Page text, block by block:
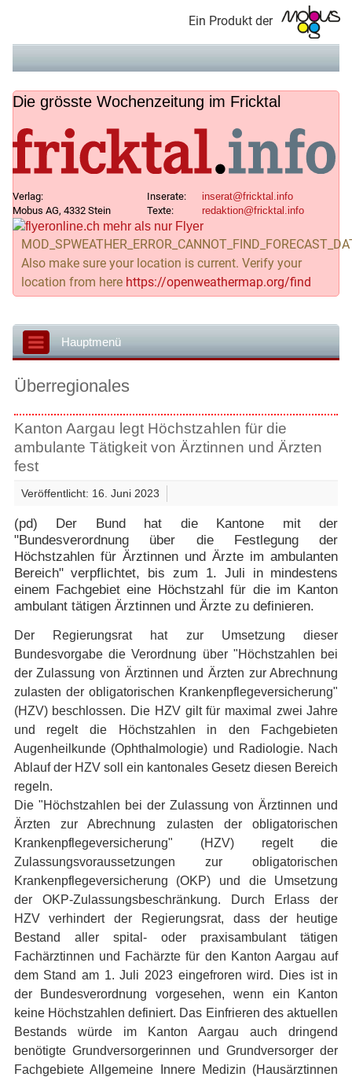
Ein Produkt der
Die grösste Wochenzeitung im Fricktal
Verlag:
Mobus AG, 4332 Stein
Inserate:
Texte:
Also make sure your location is current. Verify your
location from here https://openweathermap.org/find
Hauptmenü
Überregionales
Kanton Aargau legt Höchstzahlen für die
ambulante Tätigkeit von Ärztinnen und Ärzten
fest
Veröffentlicht: 16. Juni 2023
(pd) Der Bund hat die Kantone mit der
"Bundesverordnung über die Festlegung der
Höchstzahlen für Ärztinnen und Ärzte im ambulanten
Bereich" verpflichtet, bis zum 1. Juli in mindestens
einem Fachgebiet eine Höchstzahl für die im Kanton
ambulant tätigen Ärztinnen und Ärzte zu definieren.
Der Regierungsrat hat zur Umsetzung dieser
Bundesvorgabe die Verordnung über "Höchstzahlen bei
der Zulassung von Ärztinnen und Ärzten zur Abrechnung
zulasten der obligatorischen Krankenpflegeversicherung"
(HZV) beschlossen. Die HZV gilt für maximal zwei Jahre
und regelt die Höchstzahlen in den Fachgebieten
Augenheilkunde (Ophthalmologie) und Radiologie. Nach
Ablauf der HZV soll ein kantonales Gesetz diesen Bereich
regeln.
Die "Höchstzahlen bei der Zulassung von Ärztinnen und
Ärzten zur Abrechnung zulasten der obligatorischen
Krankenpflegeversicherung" (HZV) regelt die
Zulassungsvoraussetzungen zur obligatorischen
Krankenpflegeversicherung (OKP) und die Umsetzung
der OKP-Zulassungsbeschränkung. Durch Erlass der
HZV verhindert der Regierungsrat, dass der heutige
Bestand aller spital- oder praxisambulant tätigen
Fachärztinnen und Fachärzte für den Kanton Aargau auf
dem Stand am 1. Juli 2023 eingefroren wird. Dies ist in
der Bundesverordnung vorgesehen, wenn ein Kanton
keine Höchstzahlen definiert. Das Einfrieren des aktuellen
Bestands würde im Kanton Aargau auch dringend
benötigte Grundversorgerinnen und Grundversorger der
Fachgebiete Allgemeine Innere Medizin (Hausärztinnen